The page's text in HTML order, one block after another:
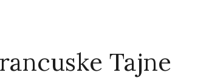
Tajne